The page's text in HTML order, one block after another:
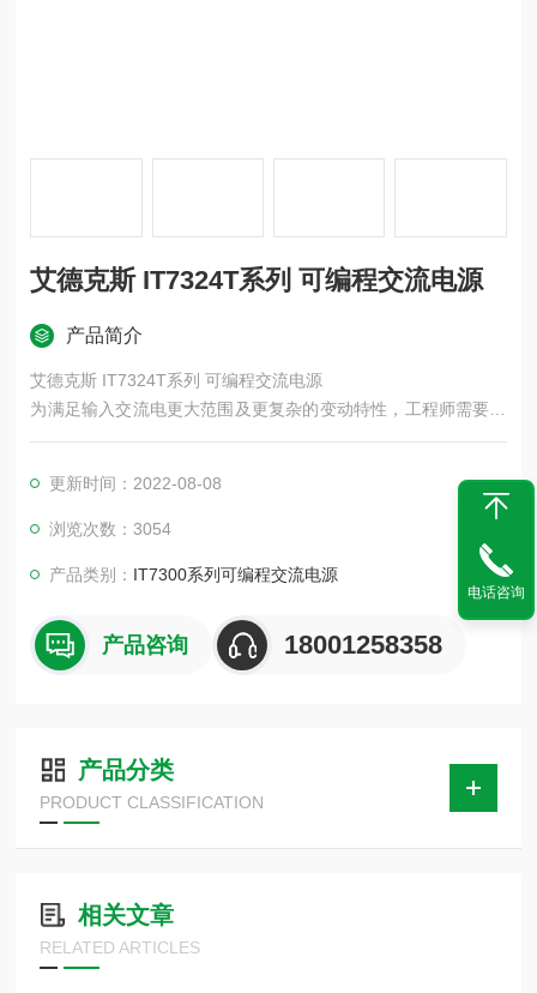
艾德克斯 IT7324T系列 可编程交流电源
产品简介
艾德克斯 IT7324T系列 可编程交流电源
为满足输入交流电更大范围及更复杂的变动特性，工程师需要功
能更*且稳定之交流电源供应器来仿真产品的实际工作环境， IT7
常的交流电输入情况，并量测待测物的重要电性能参数
更新时间：2022-08-08
浏览次数：3054
产品类别： IT7300系列可编程交流电源
产品咨询 18001258358
产品分类
PRODUCT CLASSIFICATION
相关文章
RELATED ARTICLES
电话咨询